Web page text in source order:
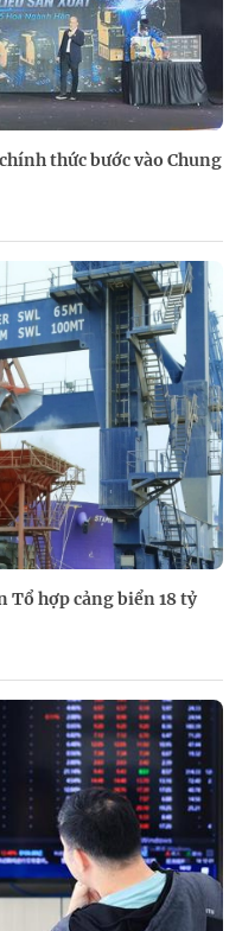
thức bước vào Chung
Tổ hợp cảng biển 18 tỷ